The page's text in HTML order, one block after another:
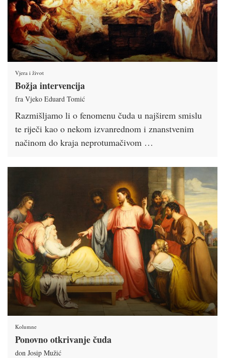
Vjera i život
Božja intervencija
fra Vjeko Eduard Tomić
Razmišljamo li o fenomenu čuda u najširem smislu
te riječi kao o nekom izvanrednom i znanstvenim
načinom do kraja neprotumačivom …
Kolumne
Ponovno otkrivanje čuda
don Josip Mužić